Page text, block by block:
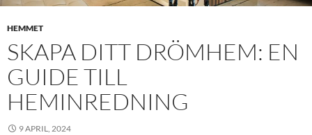
HEMMET
SKAPA DITT DRÖMHEM: EN
GUIDE TILL
HEMINREDNING
9 APRIL, 2024